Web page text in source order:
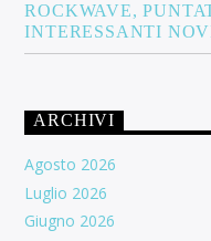
ROCKWAVE,
INTERESSANTI
ARCHIVI
Agosto 2026
Luglio 2026
Giugno 2026